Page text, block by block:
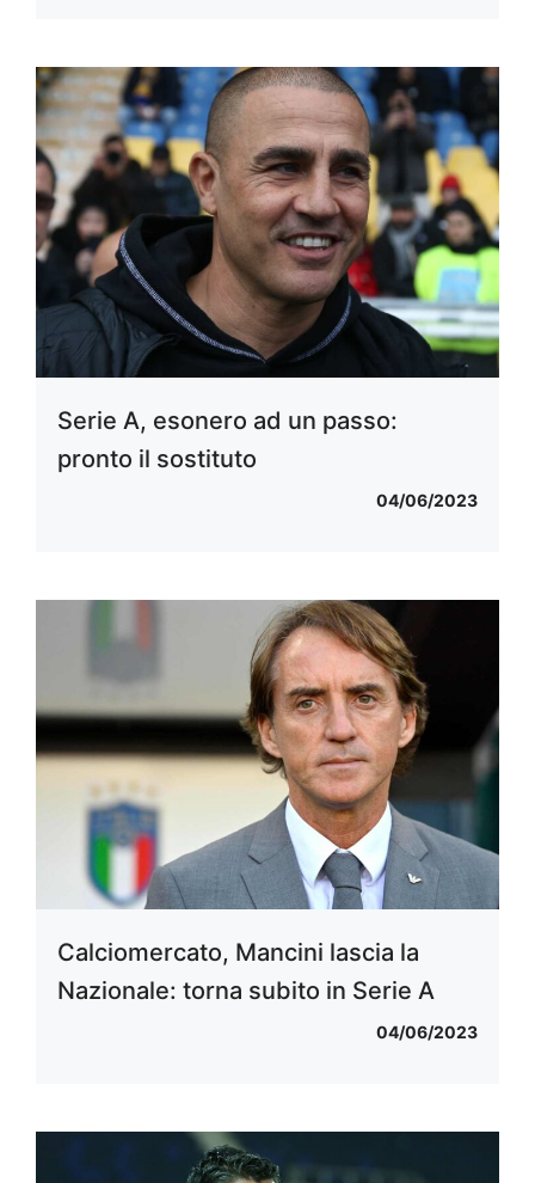
Serie A, esonero ad un passo:
pronto il sostituto
04/06/2023
Calciomercato, Mancini lascia la
Nazionale: torna subito in Serie A
04/06/2023